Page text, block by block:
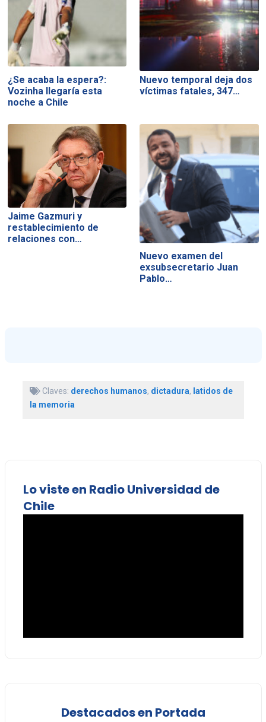
¿Se acaba la espera?:
Vozinha llegaría esta
noche a Chile
Nuevo temporal deja dos
víctimas fatales, 347…
Jaime Gazmuri y
restablecimiento de
relaciones con…
Nuevo examen del
exsubsecretario Juan
Pablo…
Claves: derechos humanos, dictadura, latidos de
la memoria
Lo viste en Radio Universidad de
Chile
Destacados en Portada